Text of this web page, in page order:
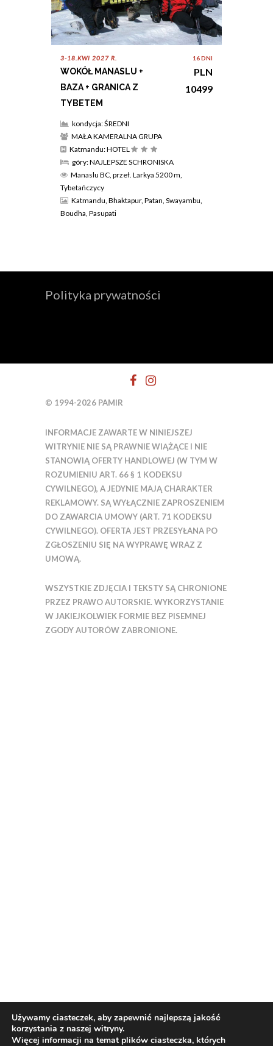
3-18.KWI 2027 R.
WOKÓŁ MANASLU +
BAZA + GRANICA Z
TYBETEM
16 DNI
PLN
10499
kondycja: ŚREDNI
MAŁA KAMERALNA GRUPA
Katmandu: HOTEL
góry: NAJLEPSZE SCHRONISKA
Manaslu BC, przeł. Larkya 5200 m,
Tybetańczycy
Katmandu, Bhaktapur, Patan, Swayambu,
Boudha, Pasupati
Polityka prywatności
© 1994-2026 PAMIR
INFORMACJE ZAWARTE W NINIEJSZEJ
WITRYNIE NIE SĄ PRAWNIE WIĄŻĄCE I NIE
STANOWIĄ OFERTY HANDLOWEJ (W TYM W
ROZUMIENIU ART. 66 § 1 KODEKSU
CYWILNEGO), A JEDYNIE MAJĄ CHARAKTER
REKLAMOWY. SĄ WYŁĄCZNIE ZAPROSZENIEM
DO ZAWARCIA UMOWY (ART. 71 KODEKSU
CYWILNEGO). OFERTA JEST PRZESYŁANA PO
ZGŁOSZENIU SIĘ NA WYPRAWĘ WRAZ Z
UMOWĄ.
WSZYSTKIE ZDJĘCIA I TEKSTY SĄ CHRONIONE
PRZEZ PRAWO AUTORSKIE. WYKORZYSTANIE
W JAKIEJKOLWIEK FORMIE BEZ PISEMNEJ
ZGODY AUTORÓW ZABRONIONE.
Używamy ciasteczek, aby zapewnić najlepszą jakość
korzystania z naszej witryny.
Więcej informacji na temat plików ciasteczka, których